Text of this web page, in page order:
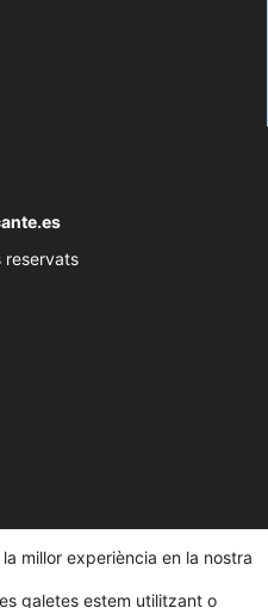
reservats
d'Informàtica de Diputació d'Alacant
millor experiència en la nostra
galetes estem utilitzant o